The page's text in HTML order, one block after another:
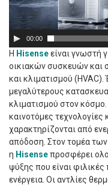
00:00
Η Hisenseείναι γνωστή
οικιακών συσκευών και
και κλιματισμού (HVAC).
μεγαλύτερους
κλιματισμού στον κόσμο.
καινοτόμες τεχνολογίες
χαρακτηρίζονται από
απόδοση. Στον τομέα
η Hisenseπροσφέρει
ψύξης που είναι
ενέργεια. Οι αντλίες